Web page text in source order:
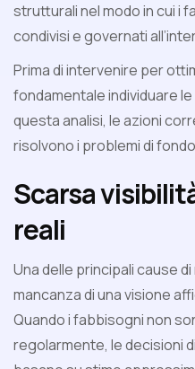
strutturali nel modo in cui i
condivisi e governati
Prima di intervenire per
fondamentale individuare
questa analisi, le azioni
risolvono i problemi di
Scarsa
reali
Una delle principali cause
mancanza di una visione
Quando i fabbisogni non
regolarmente, le decisioni